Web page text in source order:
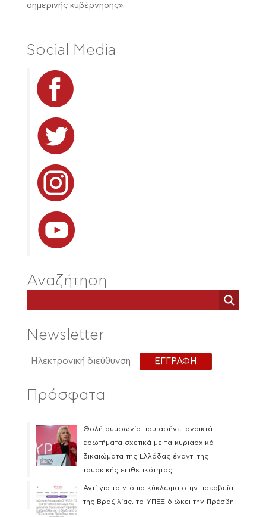
σημερινής κυβέρνησης».
Social Media
Αναζήτηση
Newsletter
Πρόσφατα
Θολή συμφωνία που αφήνει ανοικτά
ερωτήματα σχετικά με τα κυριαρχικά
δικαιώματα της Ελλάδας έναντι της
τουρκικής επιθετικότητας
Αντί για το ντόπιο κύκλωμα στην πρεσβεία
της Βραζιλίας, το ΥΠΕΞ διώκει την Πρέσβη!